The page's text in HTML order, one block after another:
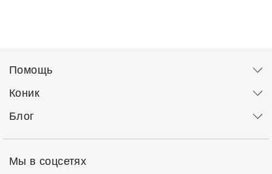
Помощь
Коник
Блог
Мы в соцсетях